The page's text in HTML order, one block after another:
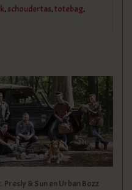
,schoudertas,totebag,
& Sun en Urban Bozz